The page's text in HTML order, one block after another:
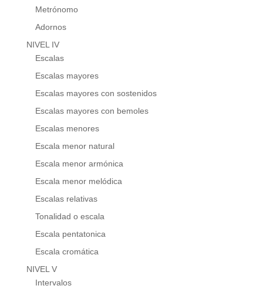
Metrónomo
Adornos
NIVEL IV
Escalas
Escalas mayores
Escalas mayores con sostenidos
Escalas mayores con bemoles
Escalas menores
Escala menor natural
Escala menor armónica
Escala menor melódica
Escalas relativas
Tonalidad o escala
Escala pentatonica
Escala cromática
NIVEL V
Intervalos